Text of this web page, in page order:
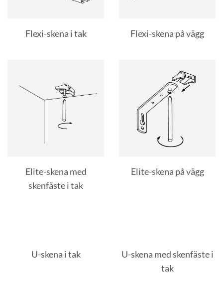
Flexi-skena i tak Flexi-skena på vägg
Elite-skena med
skenfäste i tak
Elite-skena på vägg
U-skena i tak
U-skena med skenfäste i
tak